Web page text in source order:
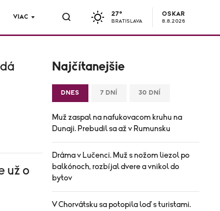
VIAC 27°
BRATISLAVA
OSKAR
8.8.2026
už o
Najčítanejšie
DNES 7 DNÍ 30 DNÍ
Muž zaspal na nafukovacom kruhu na
Dunaji. Prebudil sa až v Rumunsku
Dráma v Lučenci. Muž s nožom liezol po
balkónoch, rozbíjal dvere a vnikol do
bytov
V Chorvátsku sa potopila loď s turistami.